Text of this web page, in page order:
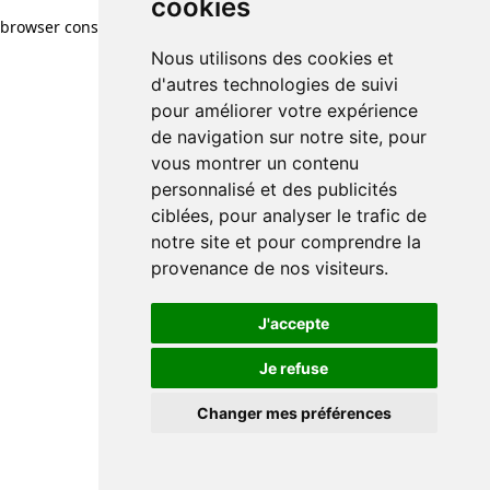
cookies
Nous utilisons des cookies et
d'autres technologies de suivi
pour améliorer votre expérience
de navigation sur notre site, pour
vous montrer un contenu
personnalisé et des publicités
ciblées, pour analyser le trafic de
notre site et pour comprendre la
provenance de nos visiteurs.
J'accepte
Je refuse
Changer mes préférences
browser console for more information)